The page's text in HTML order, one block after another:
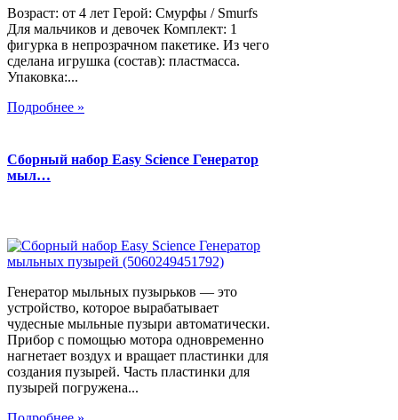
Возраст: от 4 лет Герой: Смурфы / Smurfs
Для мальчиков и девочек Комплект: 1
фигурка в непрозрачном пакетике. Из чего
сделана игрушка (состав): пластмасса.
Упаковка:...
Подробнее »
Сборный набор Easy Science Генератор
мыл…
Генератор мыльных пузырьков — это
устройство, которое вырабатывает
чудесные мыльные пузыри автоматически.
Прибор с помощью мотора одновременно
нагнетает воздух и вращает пластинки для
создания пузырей. Часть пластинки для
пузырей погружена...